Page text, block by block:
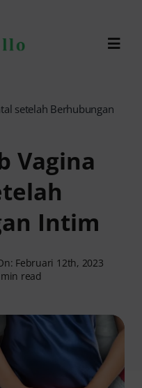
setelah Berhubungan
Vagina
Intim
Februari 12th, 2023
read